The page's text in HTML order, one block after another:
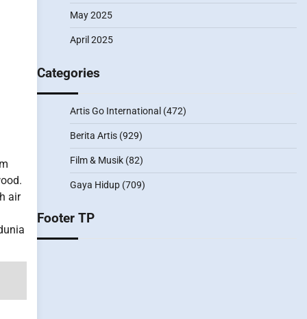
air
May 2025
April 2025
Categories
Artis Go International (472)
Berita Artis(929)
Film & Musik(82)
Gaya Hidup(709)
Footer TP